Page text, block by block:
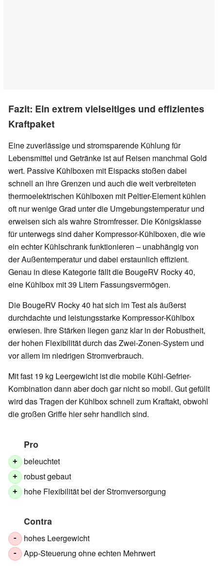
Fazit: Ein extrem vielseitiges und effizientes
Kraftpaket
Eine zuverlässige und stromsparende Kühlung für
Lebensmittel und Getränke ist auf Reisen manchmal Gold
wert. Passive Kühlboxen mit Eispacks stoßen dabei
schnell an ihre Grenzen und auch die weit verbreiteten
thermoelektrischen Kühlboxen mit Peltier-Element kühlen
oft nur wenige Grad unter die Umgebungstemperatur und
erweisen sich als wahre Stromfresser. Die Königsklasse
für unterwegs sind daher Kompressor-Kühlboxen, die wie
ein echter Kühlschrank funktionieren – unabhängig von
der Außentemperatur und dabei erstaunlich effizient.
Genau in diese Kategorie fällt die BougeRV Rocky 40,
eine Kühlbox mit 39 Litern Fassungsvermögen.
Die BougeRV Rocky 40 hat sich im Test als äußerst
durchdachte und leistungsstarke Kompressor-Kühlbox
erwiesen. Ihre Stärken liegen ganz klar in der Robustheit,
der hohen Flexibilität durch das Zwei-Zonen-System und
vor allem im niedrigen Stromverbrauch.
Mit fast 19 kg Leergewicht ist die mobile Kühl-Gefrier-
Kombination dann aber doch gar nicht so mobil. Gut gefüllt
wird das Tragen der Kühlbox schnell zum Kraftakt, obwohl
die großen Griffe hier sehr handlich sind.
Pro
+ beleuchtet
+ robust gebaut
+ hohe Flexibilität bei der Stromversorgung
Contra
- hohes Leergewicht
- App-Steuerung ohne echten Mehrwert